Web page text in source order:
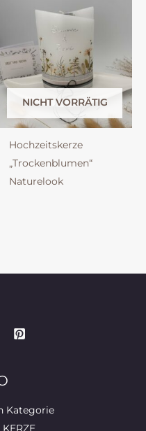
NICHT VORRÄTIG
Hochzeitskerze
„Trockenblumen“
Naturelook
Kategorie